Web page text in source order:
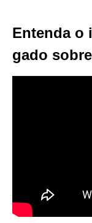
Entenda o
gado